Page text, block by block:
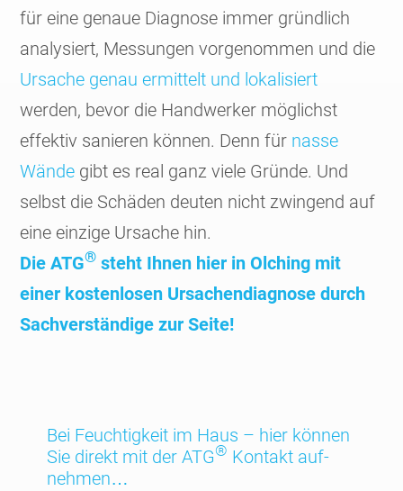
für eine genaue Diagnose immer gründlich
analysiert, Messungen vorge­nommen und die
Ursache genau ermit­telt und loka­lisiert
werden, bevor die Hand­werker mög­lichst
effektiv sanieren können. Denn für nasse
Wände gibt es real ganz viele Gründe. Und
selbst die Schäden deuten nicht zwin­gend auf
eine einzige Ursache hin.
Die ATG® steht Ihnen hier in Olching mit
einer kosten­losen Ursachen­diagnose durch
Sach­ver­stän­dige zur Seite!
Bei Feuch­tig­keit im Haus – hier können
Sie direkt mit der ATG® Kontakt auf­
nehmen…